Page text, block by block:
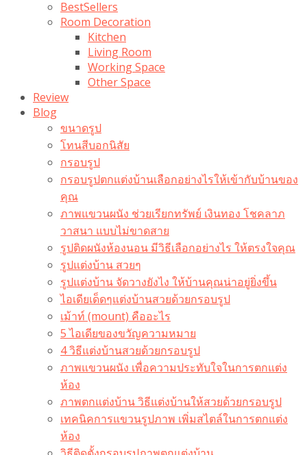
BestSellers
Room Decoration
Kitchen
Living Room
Working Space
Other Space
Review
Blog
ขนาดรูป
โทนสีบอกนิสัย
กรอบรูป
กรอบรูปตกแต่งบ้านเลือกอย่างไรให้เข้ากับบ้านของ
คุณ
ภาพแขวนผนัง ช่วยเรียกทรัพย์ เงินทอง โชคลาภ
วาสนา แบบไม่ขาดสาย
รูปติดผนังห้องนอน มีวิธีเลือกอย่างไร ให้ตรงใจคุณ
รูปแต่งบ้าน สวยๆ
รูปแต่งบ้าน จัดวางยังไง ให้บ้านคุณน่าอยู่ยิ่งขึ้น
ไอเดียเด็ดๆแต่งบ้านสวยด้วยกรอบรูป
เม้าท์ (mount) คืออะไร​
5 ไอเดียของขวัญความหมาย
4 วิธีแต่งบ้านสวยด้วยกรอบรูป
ภาพแขวนผนัง เพื่อความประทับใจในการตกแต่ง
ห้อง
ภาพตกแต่งบ้าน วิธีแต่งบ้านให้สวยด้วยกรอบรูป
เทคนิคการแขวนรูปภาพ เพิ่มสไตล์ในการตกแต่ง
ห้อง